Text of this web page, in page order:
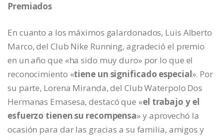
Premiados
En cuanto a los máximos galardonados, Luis Alberto
Marco, del Club Nike Running, agradeció el premio
en un año que «ha sido muy duro» por lo que el
reconocimiento «tiene un significado especial». Por
su parte, Lorena Miranda, del Club Waterpolo Dos
Hermanas Emasesa, destacó que «el trabajo y el
esfuerzo tienen su recompensa» y aprovechó la
ocasión para dar las gracias a su familia, amigos y